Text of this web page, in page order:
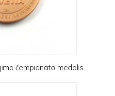
čempionato medalis